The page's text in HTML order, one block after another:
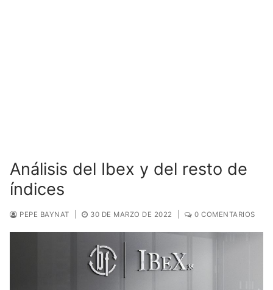
Análisis del Ibex y del resto de
índices
PEPE BAYNAT 30 DE MARZO DE 2022 0 COMENTARIOS